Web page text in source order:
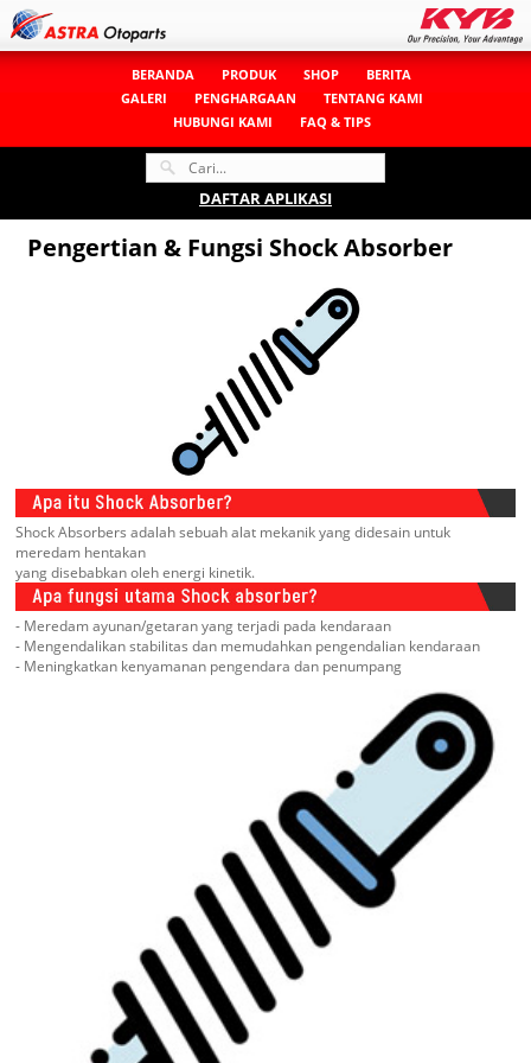
BERANDA PRODUK SHOP
BERITA
GALERI
PENGHARGAAN
TENTANG KAMI
HUBUNGI KAMI
FAQ & TIPS
DAFTAR APLIKASI
Pengertian & Fungsi Shock Absorber
Shock Absorbers adalah sebuah alat mekanik yang didesain untuk
meredam hentakan
yang disebabkan oleh energi kinetik.
- Meredam ayunan/getaran yang terjadi pada kendaraan
- Mengendalikan stabilitas dan memudahkan pengendalian kendaraan
- Meningkatkan kenyamanan pengendara dan penumpang